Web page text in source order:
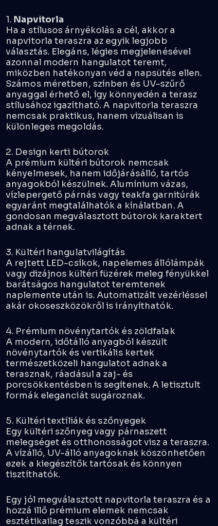
1. Napvitorla
Ha a stílusos árnyékolás a cél, akkor a
napvitorla teraszra az egyik legjobb
választás. Elegáns, légies megjelenésével
azonnal modern hangulatot teremt,
miközben hatékonyan véd a napsütés ellen.
Számos méretben, színben és UV-szűrő
anyaggal érhető el, így könnyedén a terasz
stílusához igazítható. A napvitorla teraszra
nemcsak praktikus, hanem vizuálisan is
különleges megoldás.
2. Design kerti bútorok
A prémium kültéri bútorok nemcsak
kényelmesek, hanem időjárásálló, tartós
anyagokból készülnek. Alumínium vázas,
vízlepergető párnás vagy teakfa garnitúrák
egyaránt megtalálhatók a kínálatban. A
gondosan megválasztott bútorok karaktert
adnak a térnek.
3. Kültéri hangulatvilágítás
A rejtett LED-csíkok, napelemes állólámpák
vagy dizájnos kültéri füzérek meleg fényükkel
barátságos hangulatot teremtenek
naplemente után is. Automatizált vezérléssel
akár okoseszközökről is irányíthatók.
4. Prémium növénytartók és zöldfalak
A modern, időtálló anyagból készült
növénytartók és vertikális kertek
természetközeli hangulatot adnak a
terasznak, ráadásul a zaj- és
porcsökkentésben is segítenek. A letisztult
formák eleganciát sugároznak.
5. Kültéri textíliák és szőnyegek
Egy kültéri szőnyeg vagy párnaszett
melegséget és otthonosságot visz a teraszra.
A vízálló, UV-álló anyagoknak köszönhetően
ezek a kiegészítők tartósak és könnyen
tisztíthatók.
Egy jól megválasztott napvitorla teraszra és a
hozzá illő prémium elemek nemcsak
esztétikailag teszik vonzóbbá a kültéri